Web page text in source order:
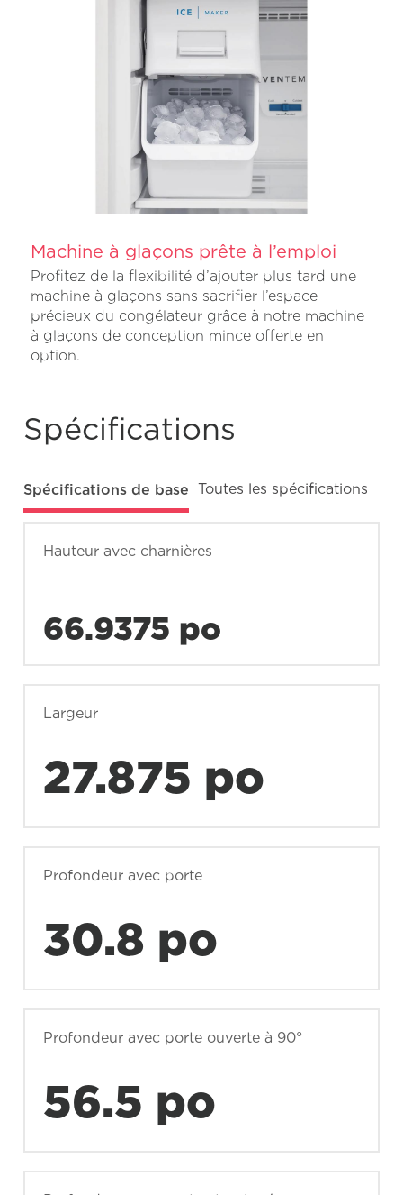
Machine à glaçons prête à l’emploi
Profitez de la flexibilité d’ajouter plus tard une
machine à glaçons sans sacrifier l’espace
précieux du congélateur grâce à notre machine
à glaçons de conception mince offerte en
option.
Spécifications
Spécifications de base Toutes les spécifications
Hauteur avec charnières
66.9375 po
Largeur
27.875 po
Profondeur avec porte
30.8 po
Profondeur avec porte ouverte à 90°
56.5 po